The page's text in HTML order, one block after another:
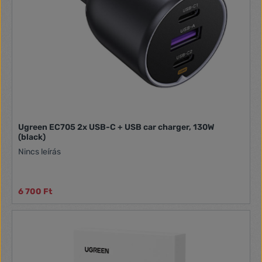
feszültség: DC 12-24V
Ugreen EC705 2x USB-C + USB car charger, 130W
(black)
Nincs leírás
6 700 Ft